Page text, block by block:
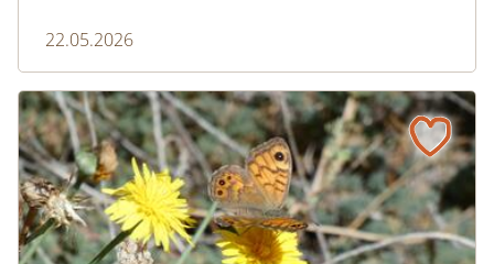
Wer sie im Garten stehen lässt, fördert die
Artenvielfalt.
22.05.2026
Vom Falter zum Index